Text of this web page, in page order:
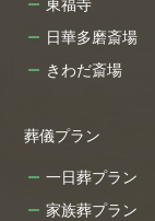
東福寺
日華多磨斎場
きわだ斎場
葬儀プラン
一日葬プラン
家族葬プラン